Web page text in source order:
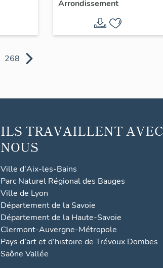
Arrondissement
268
ILS TRAVAILLENT AVEC
NOUS
Ville d'Aix-les-Bains
Parc Naturel Régional des Bauges
Ville de Lyon
Département de la Savoie
Département de la Haute-Savoie
Clermont-Auvergne-Métropole
Pays d’art et d’histoire de Trévoux Dombes
Saône Vallée